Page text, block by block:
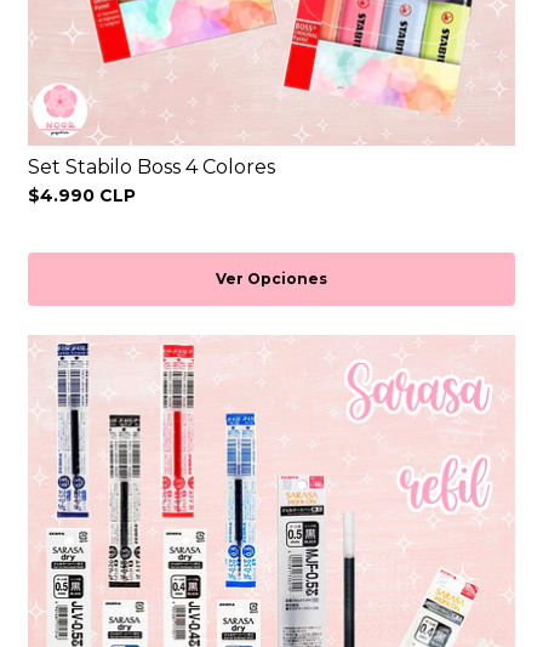
Set Stabilo Boss 4 Colores
$4.990 CLP
Ver Opciones